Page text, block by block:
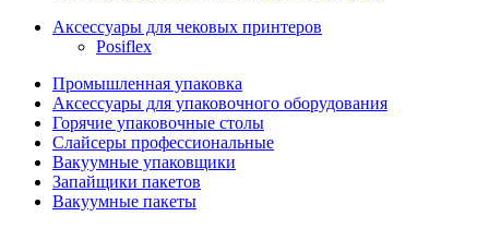
Аксессуары для чековых принтеров
Posiflex
Промышленная упаковка
Аксессуары для упаковочного оборудования
Горячие упаковочные столы
Слайсеры профессиональные
Вакуумные упаковщики
Запайщики пакетов
Вакуумные пакеты